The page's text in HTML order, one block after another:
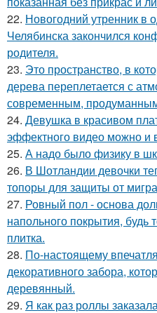
22. Новогодний утренник в
Челябинска закончился
родителя.
23. Это пространство, в
дерева переплетается с
современным,
24. Девушка в красивом
эффектного видео можно и
25. А надо было физику в
26. В Шотландии девочки
топоры для защиты от
27. Ровный пол - основа
напольного покрытия, будь
плитка.
28. По-настоящему
декоративного забора,
деревянный.
29. Я как раз роллы